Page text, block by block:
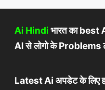
Ai Hindi भारत का
AI से लोगो के Problems
Latest Ai अपडेट के लिए